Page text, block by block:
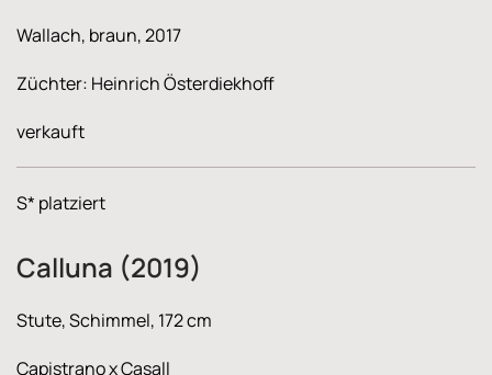
Wallach, braun, 2017
Züchter: Heinrich Österdiekhoff
verkauft
S* platziert
Calluna (2019)
Stute, Schimmel, 172 cm
Capistrano x Casall